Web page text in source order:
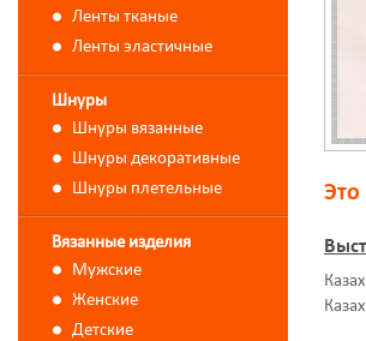
Ленты тканые
Ленты эластичные
Шнуры
Шнуры вязанные
Шнуры декоративные
Шнуры плетельные
Вязанные изделия
Мужские
Женские
Детские
Это